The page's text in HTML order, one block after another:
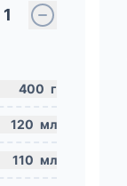
1
400 г
120 мл
110 мл